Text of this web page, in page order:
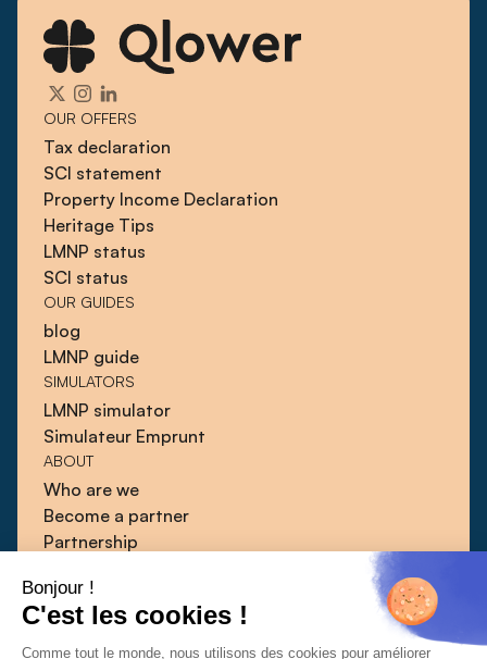
Bonjour !
C'est les cookies !
Comme tout le monde, nous utilisons des cookies pour améliorer
OUR OFFERS
Tax declaration
SCI statement
Property Income Declaration
Heritage Tips
LMNP status
SCI status
OUR GUIDES
blog
LMNP guide
SIMULATORS
LMNP simulator
Simulateur Emprunt
ABOUT
Who are we
Become a partner
Partnership
Guides
Press
Contact